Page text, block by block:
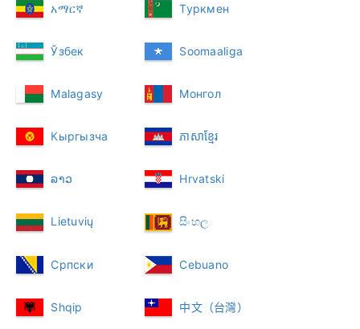
አማርኛ Туркмен
Ўзбек Soomaaliga
Malagasy Монгол
Кыргызча ភាសាខ្មែរ
ລາວ Hrvatski
Lietuvių සිංහල
Српски Cebuano
Shqip 中文（台灣）